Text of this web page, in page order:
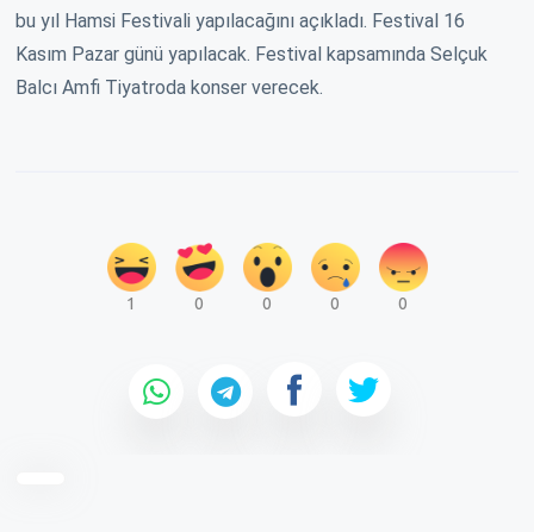
bu yıl Hamsi Festivali yapılacağını açıkladı. Festival 16
Kasım Pazar günü yapılacak. Festival kapsamında Selçuk
Balcı Amfi Tiyatroda konser verecek.
1 0 0 0 0